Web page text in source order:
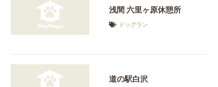
浅間 六里ヶ原休憩所
ドッグラン
道の駅白沢